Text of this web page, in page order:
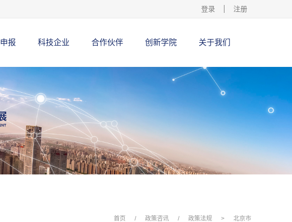
登录 注册
报 科技企业 合作伙伴 创新学院 关于我们
首页 / 政策咨讯 / 政策法规 > 北京市